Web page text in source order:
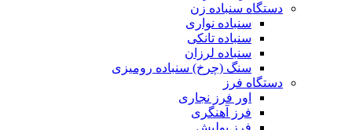
دستگاه سنباده زن
سنباده نواری
سنباده تانکی
سنباده لرزان
سنگ (چرخ) سنباده رومیزی
دستگاه فرز
اور فرز نجاری
فرز آهنگری